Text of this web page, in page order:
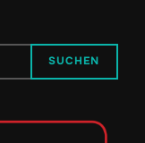
SUCHEN